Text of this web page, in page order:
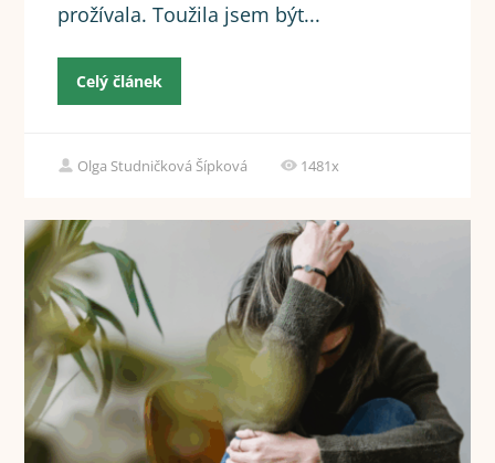
prožívala. Toužila jsem být...
Celý článek
Olga Studničková Šípková 1481x